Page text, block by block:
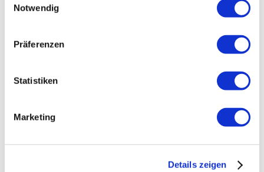
sie im Rahmen Ihrer Nutzung der Dienste gesammelt
Notwendig
Präferenzen
Statistiken
Marketing
Details zeigen
und Hilfestellungen für die wichtigsten Asanas –
Nicole Konrad